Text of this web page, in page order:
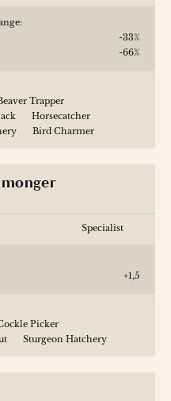
-33%
-66%
Trapper
Horsecatcher
Bird Charmer
Specialist
+1,5
Picker
Sturgeon Hatchery